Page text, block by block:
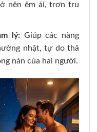
nên êm ái, trơn tru
lý: Giúp các nàng
nhật, tự do thả
nàn của hai người.